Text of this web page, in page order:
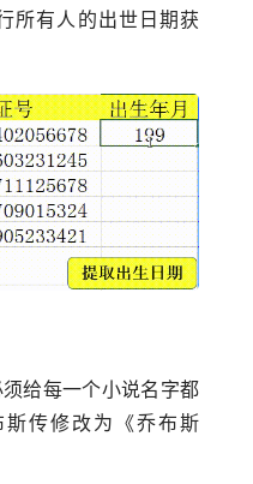
所有人的出世日期获
给每一个小说名字都
传修改为《乔布斯